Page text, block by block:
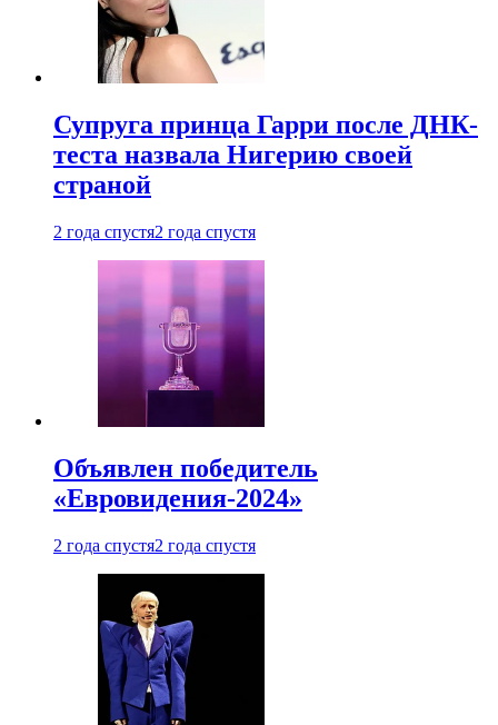
Супруга принца Гарри после ДНК-
теста назвала Нигерию своей
страной
2 года спустя2 года спустя
Объявлен победитель
«Евровидения-2024»
2 года спустя2 года спустя